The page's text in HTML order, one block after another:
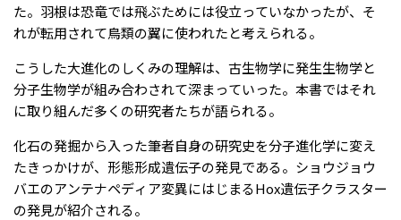
た。羽根は恐竜では飛ぶためには役立っていなかったが、そ
れが転用されて鳥類の翼に使われたと考えられる。
こうした大進化のしくみの理解は、古生物学に発生生物学と
分子生物学が組み合わされて深まっていった。本書ではそれ
に取り組んだ多くの研究者たちが語られる。
化石の発掘から入った筆者自身の研究史を分子進化学に変え
たきっかけが、形態形成遺伝子の発見である。ショウジョウ
バエのアンテナペディア変異にはじまるHox遺伝子クラスター
の発見が紹介される。